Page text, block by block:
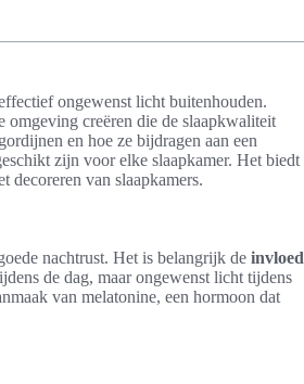
ongewenst licht buitenhouden.
omgeving creëren die de slaapkwaliteit
en hoe ze bijdragen aan een
zijn voor elke slaapkamer. Het biedt
decoreren van slaapkamers.
nachtrust. Het is belangrijk de invloed
de dag, maar ongewenst licht tijdens
van melatonine, een hormoon dat